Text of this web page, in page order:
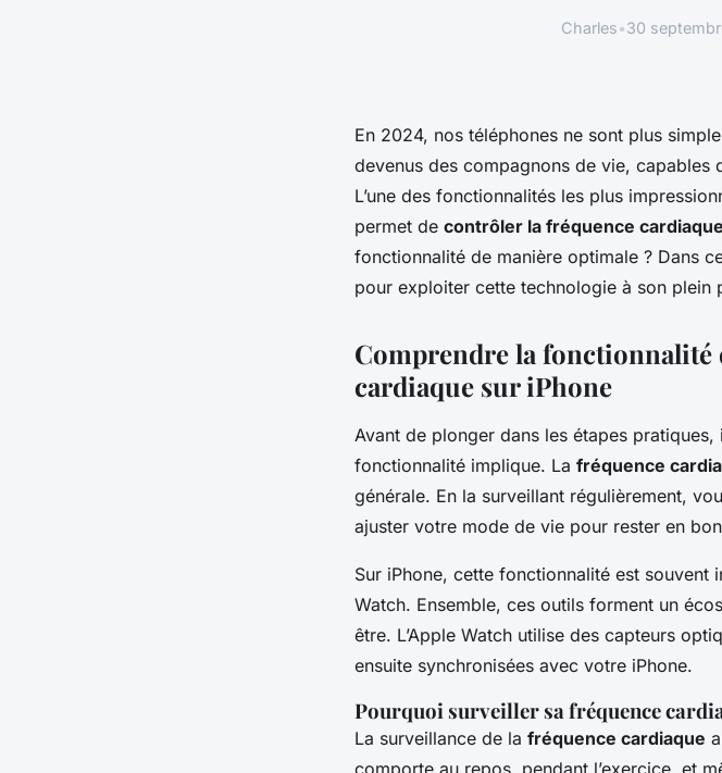
Charles•30
En 2024, nos téléphones ne sont plus
devenus des compagnons de vie,
L’une des fonctionnalités les plus
permet de contrôler la fréquence cardiaque
fonctionnalité de manière optimale ? Dans
pour exploiter cette technologie à son plein
Comprendre la fonctionnalité
cardiaque sur iPhone
Avant de plonger dans les étapes
fonctionnalité implique. La fréquence
générale. En la surveillant régulièrement,
ajuster votre mode de vie pour rester en
Sur iPhone, cette fonctionnalité est souvent
Watch. Ensemble, ces outils forment un
être. L’Apple Watch utilise des capteurs
ensuite synchronisées avec votre iPhone.
Pourquoi surveiller sa fréquence
La surveillance de la fréquence cardiaque